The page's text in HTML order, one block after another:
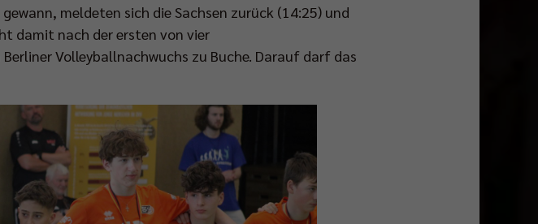
meldeten sich die Sachsen zurück (14:25) und
damit nach der ersten von vier
Volleyballnachwuchs zu Buche. Darauf darf das